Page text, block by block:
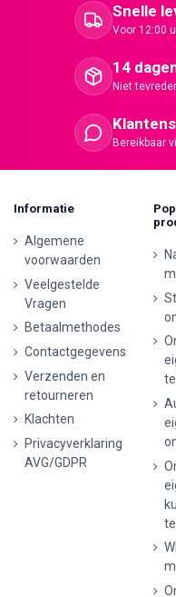
Snelle
Voor 12:00
14
Niet
Bereikbaar
Informatie
Algemene
voorwaarden
Veelgestelde
Vragen
Betaalmethodes
Contactgegevens
Verzenden en
retourneren
Klachten
Privacyverklaring
AVG/GDPR